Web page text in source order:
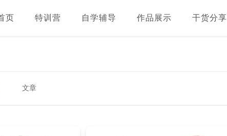
页 特训营 自学辅导 作品展示 干货分享
文章